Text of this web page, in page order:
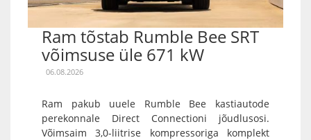
Ram tõstab Rumble Bee SRT
võimsuse üle 671 kW
06.08.2026
Ram pakub uuele Rumble Bee kastiautode
perekonnale Direct Connectioni jõudlusosi.
Võimsaim 3,0-liitrise kompressoriga komplekt